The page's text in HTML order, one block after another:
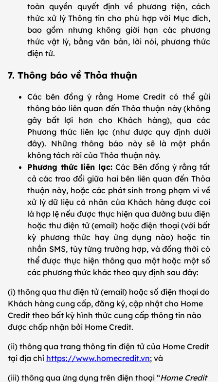
toàn quyền quyết định về phương tiện, cách
thức xử lý Thông tin cho phù hợp với Mục đích,
bao gồm nhưng không giới hạn các phương
thức vật lý, bằng văn bản, lời nói, phương thức
điện tử.
7. Thông báo về Thỏa thuận
Các bên đồng ý rằng Home Credit có thể gửi
thông báo liên quan đến Thỏa thuận này (không
gây bất lợi hơn cho Khách hàng), qua các
Phương thức liên lạc (như được quy định dưới
đây). Những thông báo này sẽ là một phần
không tách rời của Thỏa thuận này.
Phương thức liên lạc:Các Bên đồng ý rằng tất
cả các trao đổi giữa hai bên liên quan đến Thỏa
thuận này, hoặc các phát sinh trong phạm vi về
xử lý dữ liệu cá nhân của Khách hàng được coi
là hợp lệ nếu được thực hiện qua đường bưu điện
hoặc thư điện tử (email) hoặc điện thoại (với bất
kỳ phương thức hay ứng dụng nào) hoặc tin
nhắn SMS, tùy từng trường hợp, và đồng thời có
thể được thực hiện thông qua một hoặc một số
các phương thức khác theo quy định sau đây:
(i) thông qua thư điện tử (email) hoặc số điện thoại do
Khách hàng cung cấp, đăng ký, cập nhật cho Home
Credit theo bất kỳ hình thức cung cấp thông tin nào
được chấp nhận bởi Home Credit.
(ii) thông qua trang thông tin điện tử của Home Credit
tại địa chỉ https://www.homecredit.vn; và
(iii) thông qua ứng dụng trên điện thoại “Home Credit